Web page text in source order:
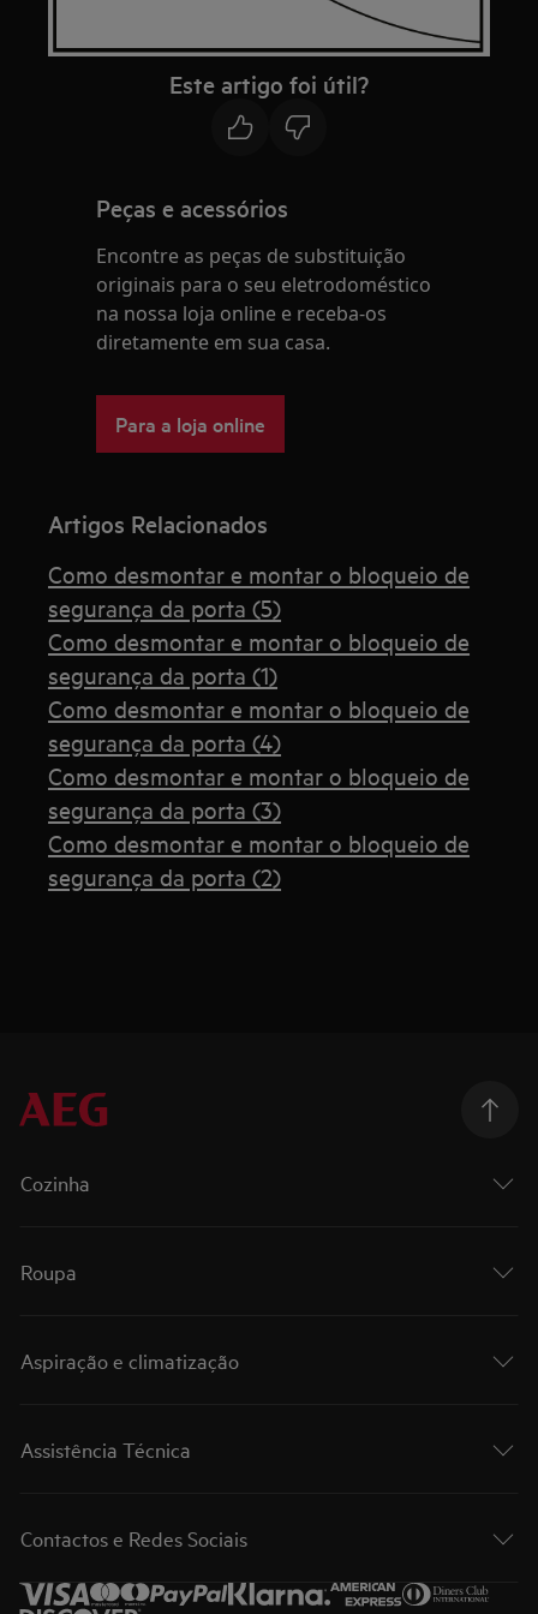
Este artigo foi útil?
Peças e acessórios
Encontre as peças de substituição
originais para o seu eletrodoméstico
na nossa loja online e receba-os
diretamente em sua casa.
Para a loja online
Artigos Relacionados
Como desmontar e montar o bloqueio de
segurança da porta (5)
Como desmontar e montar o bloqueio de
segurança da porta (1)
Como desmontar e montar o bloqueio de
segurança da porta (4)
Como desmontar e montar o bloqueio de
segurança da porta (3)
Como desmontar e montar o bloqueio de
segurança da porta (2)
Cozinha
Roupa
Aspiração e climatização
Assistência Técnica
Contactos e Redes Sociais